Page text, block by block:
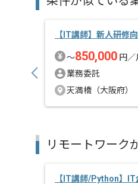
【IT講師】新人研修
〜850,000 円／
業務委託
天満橋（大阪府）
リモートワーク
【IT講師/Python】